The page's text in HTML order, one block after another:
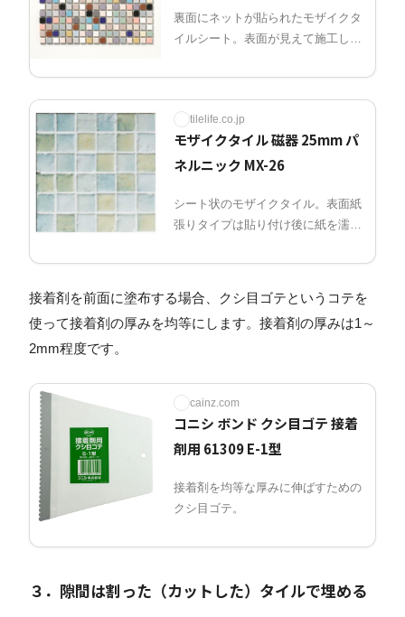
裏面にネットが貼られたモザイクタ
イルシート。表面が見えて施工しや
tilelife.co.jp
モザイクタイル 磁器 25mm パ
ネルニック MX-26
シート状のモザイクタイル。表面紙
張りタイプは貼り付け後に紙を濡ら
接着剤を前面に塗布する場合、クシ目ゴテというコテを
使って接着剤の厚みを均等にします。接着剤の厚みは1～
2mm程度です。
cainz.com
コニシ ボンド クシ目ゴテ 接着
剤用 61309 E-1型
接着剤を均等な厚みに伸ばすための
クシ目ゴテ。
３．隙間は割った（カットした）タイルで埋める